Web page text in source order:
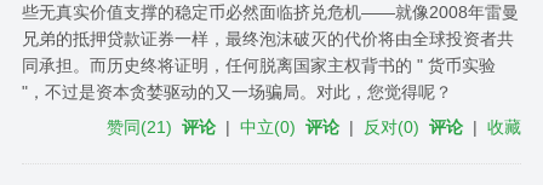
些无真实价值支撑的稳定币必然面临挤兑危机——就像2008年雷曼
兄弟的抵押贷款证券一样，最终泡沫破灭的代价将由全球投资者共
同承担。而历史终将证明，任何脱离国家主权背书的 " 货币实验
"，不过是资本贪婪驱动的又一场骗局。对此，您觉得呢？
赞同(21) 评论 |中立(0) 评论 | 反对(0) 评论 |收藏